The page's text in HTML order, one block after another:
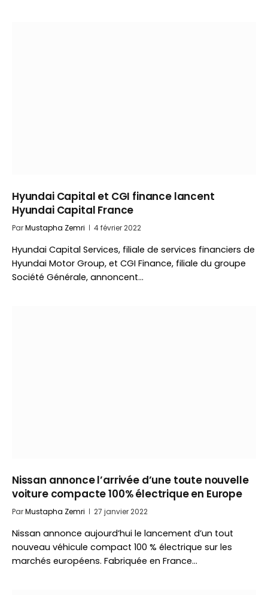
Hyundai Capital et CGI finance lancent
Hyundai Capital France
ParMustapha Zemri 4 février 2022
Hyundai Capital Services, filiale de services financiers de
Hyundai Motor Group, et CGI Finance, filiale du groupe
Société Générale, annoncent…
Nissan annonce l’arrivée d’une toute nouvelle
voiture compacte 100% électrique en Europe
ParMustapha Zemri 27 janvier 2022
Nissan annonce aujourd’hui le lancement d’un tout
nouveau véhicule compact 100 % électrique sur les
marchés européens. Fabriquée en France…